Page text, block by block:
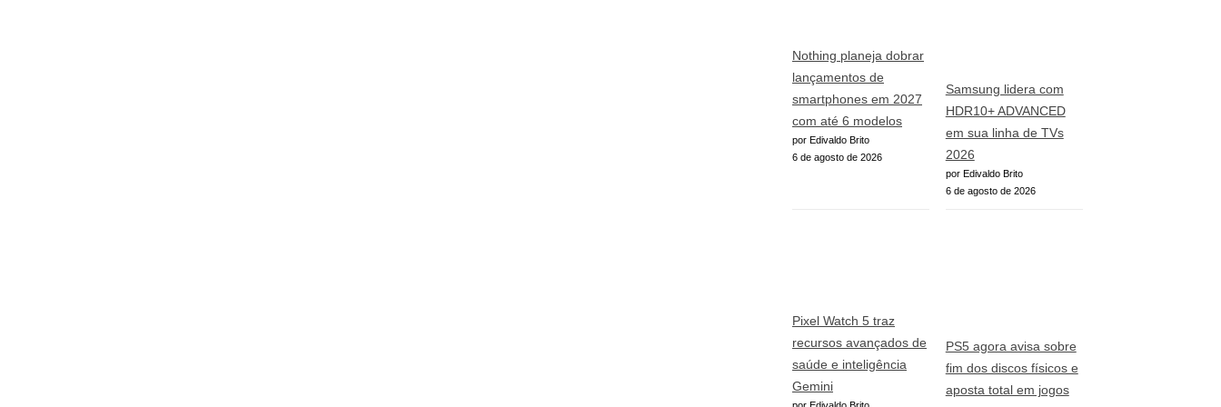
Nothing planeja dobrar
lançamentos de
smartphones em 2027
com até 6 modelos
por Edivaldo Brito
6 de agosto de 2026
Samsung lidera com
HDR10+ ADVANCED
em sua linha de TVs
2026
por Edivaldo Brito
6 de agosto de 2026
Pixel Watch 5 traz
recursos avançados de
saúde e inteligência
Gemini
PS5 agora avisa sobre
fim dos discos físicos e
aposta total em jogos